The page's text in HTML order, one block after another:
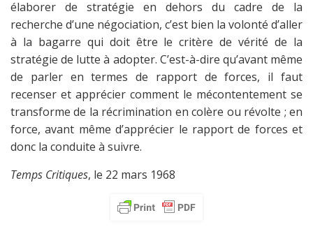
élaborer de stratégie en dehors du cadre de la
recherche d’une négociation, c’est bien la volonté d’aller
à la bagarre qui doit être le critère de vérité de la
stratégie de lutte à adopter. C’est-à-dire qu’avant même
de parler en termes de rapport de forces, il faut
recenser et apprécier comment le mécontentement se
transforme de la récrimination en colère ou révolte ; en
force, avant même d’apprécier le rapport de forces et
donc la conduite à suivre.
Temps Critiques, le 22 mars 1968